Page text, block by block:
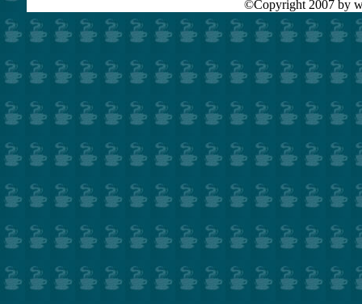
©Copyright 2007 by